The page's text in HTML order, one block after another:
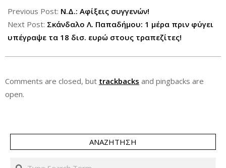
05-
17
Previous Post: Ν.Δ.: Αφίξεις συγγενών!
Next Post: Σκάνδαλο Λ. Παπαδήμου: 1 μέρα πριν φύγει
υπέγραψε τα 18 δισ. ευρώ στους τραπεζίτες!
Comments are closed, but trackbacks and pingbacks are
open.
ΑΝΑΖΉΤΗΣΗ
Search